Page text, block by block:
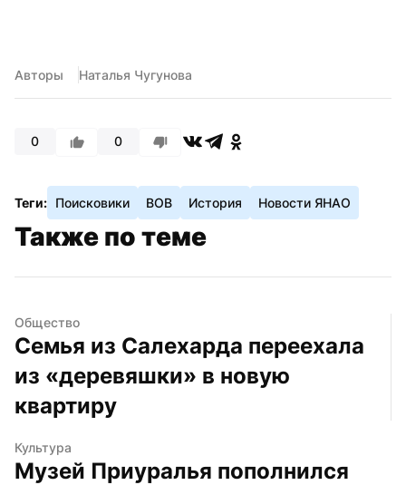
Авторы Наталья Чугунова
0 0
Теги: Поисковики ВОВ История Новости ЯНАО
Также по теме
Общество
Семья из Салехарда переехала
из «деревяшки» в новую
квартиру
Культура
Музей Приуралья пополнился